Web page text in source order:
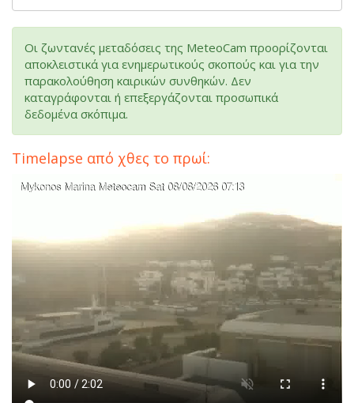
Οι ζωντανές μεταδόσεις της MeteoCam προορίζονται
αποκλειστικά για ενημερωτικούς σκοπούς και για την
παρακολούθηση καιρικών συνθηκών. Δεν
καταγράφονται ή επεξεργάζονται προσωπικά
δεδομένα σκόπιμα.
Timelapse από χθες το πρωί: